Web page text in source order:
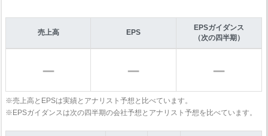
売上高 EPS
EPSガイダンス
（次の四半期）
※売上高とEPSは実績とアナリスト予想と比べています。
※EPSガイダンスは次の四半期の会社予想とアナリスト予想を比べています。